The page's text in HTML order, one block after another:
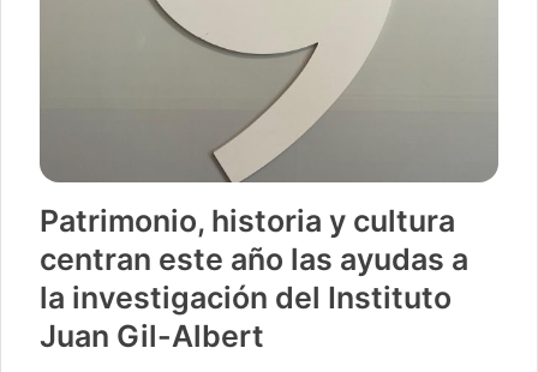
Patrimonio, historia y cultura
centran este año las ayudas a
la investigación del Instituto
Juan Gil-Albert